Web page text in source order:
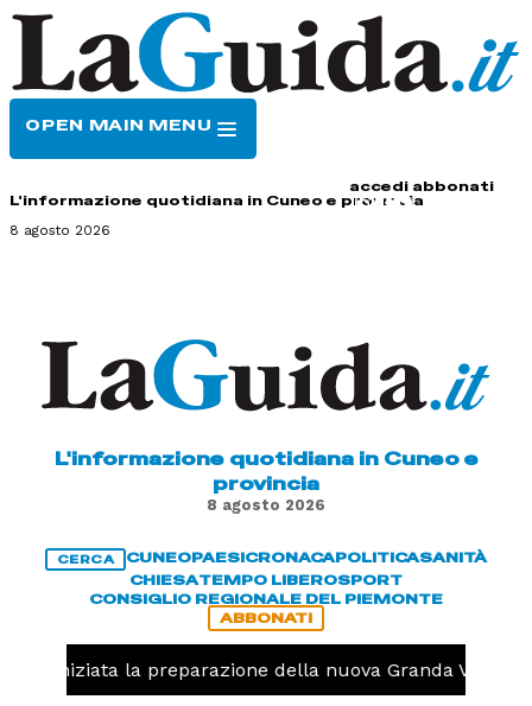
OPEN MAIN MENU
accedi abbonati
L'informazione quotidiana in Cuneo e provincia
8 agosto 2026
L'informazione quotidiana in Cuneo e
provincia
8 agosto 2026
CERCA CUNEOPAESICRONACAPOLITICASANITÀ
CHIESATEMPO LIBEROSPORT
CONSIGLIO REGIONALE DEL PIEMONTE
ABBONATI
iniziata la preparazione della nuova Granda Volley